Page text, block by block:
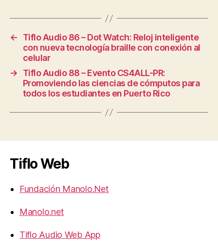
←
Tiflo Audio 86 – Dot Watch: Reloj inteligente
con nueva tecnología braille con conexión al
celular
→
Tiflo Audio 88 – Evento CS4ALL-PR:
Promoviendo las ciencias de cómputos para
todos los estudiantes en Puerto Rico
Tiflo Web
Fundación Manolo.Net
Manolo.net
Tiflo Audio Web App